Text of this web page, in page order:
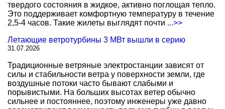
твердого состояния в жидкое, активно поглощая тепло.
Это поддерживает комфортную температуру в течение
2,5-4 часов. Такие жилеты выглядят почти ...>>
Летающие ветротурбины 3 МВт вышли в серию
31.07.2026
Традиционные ветряные электростанции зависят от
силы и стабильности ветра у поверхности земли, где
воздушные потоки часто бывают слабыми и
порывистыми. На больших высотах ветер обычно
сильнее и постояннее, поэтому инженеры уже давно